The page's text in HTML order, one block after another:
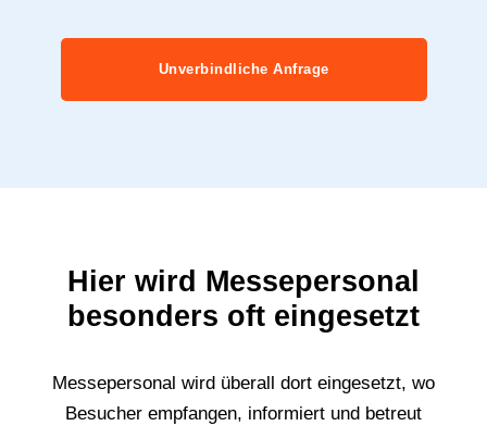
Unverbindliche Anfrage
Hier wird Messepersonal
besonders oft eingesetzt
Messepersonal wird überall dort eingesetzt, wo
Besucher empfangen, informiert und betreut